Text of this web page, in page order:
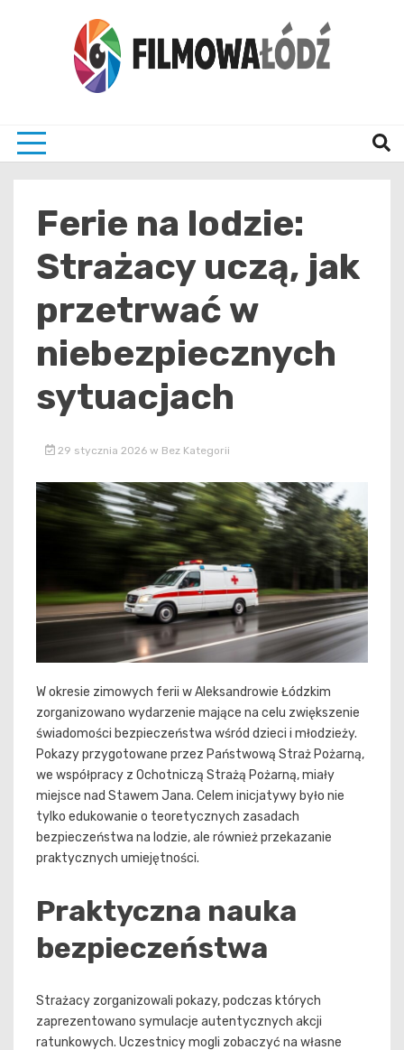
Ferie na lodzie:
Strażacy uczą, jak
przetrwać w
niebezpiecznych
sytuacjach
29 stycznia 2026 w Bez Kategorii
W okresie zimowych ferii w Aleksandrowie Łódzkim
zorganizowano wydarzenie mające na celu zwiększenie
świadomości bezpieczeństwa wśród dzieci i młodzieży.
Pokazy przygotowane przez Państwową Straż Pożarną,
we współpracy z Ochotniczą Strażą Pożarną, miały
miejsce nad Stawem Jana. Celem inicjatywy było nie
tylko edukowanie o teoretycznych zasadach
bezpieczeństwa na lodzie, ale również przekazanie
praktycznych umiejętności.
Praktyczna nauka
bezpieczeństwa
Strażacy zorganizowali pokazy, podczas których
zaprezentowano symulacje autentycznych akcji
ratunkowych. Uczestnicy mogli zobaczyć na własne